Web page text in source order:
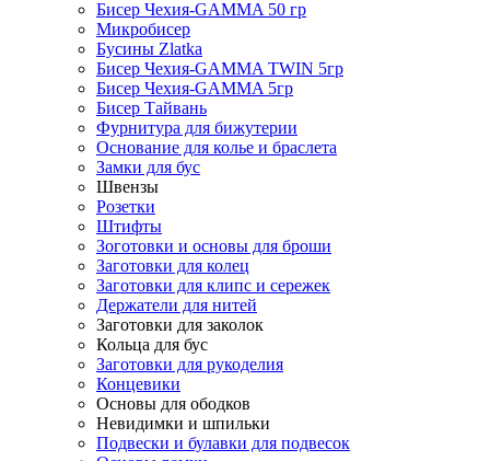
Бисер Чехия-GAMMA 50 гр
Микробисер
Бусины Zlatka
Бисер Чехия-GAMMA TWIN 5гр
Бисер Чехия-GAMMA 5гр
Бисер Тайвань
Фурнитура для бижутерии
Основание для колье и браслета
Замки для бус
Швензы
Розетки
Штифты
Зоготовки и основы для броши
Заготовки для колец
Заготовки для клипс и сережек
Держатели для нитей
Заготовки для заколок
Кольца для бус
Заготовки для рукоделия
Концевики
Основы для ободков
Невидимки и шпильки
Подвески и булавки для подвесок